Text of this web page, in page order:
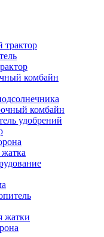
трактор
комбайн
комбайн
удобрений
жатки